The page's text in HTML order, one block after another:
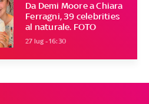
Da Demi Moore a Chiara
Ferragni, 39 celebrities
al naturale. FOTO
27 lug - 16:30